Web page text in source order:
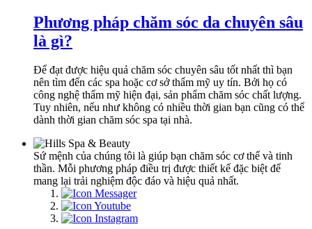
Phương pháp chăm sóc da chuyên sâu
là gì?
Để đạt được hiệu quả chăm sóc chuyên sâu tốt nhất thì bạn
nên tìm đến các spa hoặc cơ sở thẩm mỹ uy tín. Bởi họ có
công nghệ thẩm mỹ hiện đại, sản phẩm chăm sóc chất lượng.
Tuy nhiên, nếu như không có nhiều thời gian bạn cũng có thể
dành thời gian chăm sóc spa tại nhà.
Sứ mệnh của chúng tôi là giúp bạn chăm sóc cơ thể và tinh
thần. Mỗi phương pháp điều trị được thiết kế đặc biệt để
mang lại trải nghiệm độc đáo và hiệu quả nhất.